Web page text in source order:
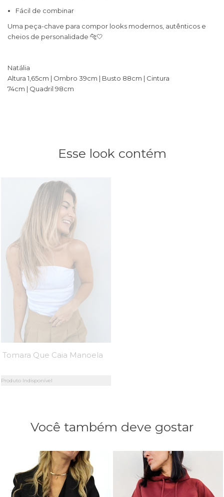
Fácil de combinar
Uma peça-chave para compor looks modernos, autênticos e
cheios de personalidade 🐆🤍
Natália
Altura 1,65cm | Ombro 39cm | Busto 88cm | Cintura
74cm | Quadril 98cm
Esse look contém
Produto Indisponível
Você também deve gostar